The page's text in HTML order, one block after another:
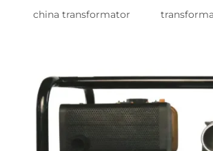
china transformator